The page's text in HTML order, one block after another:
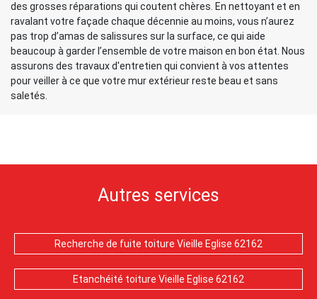
des grosses réparations qui coutent chères. En nettoyant et en
ravalant votre façade chaque décennie au moins, vous n’aurez
pas trop d’amas de salissures sur la surface, ce qui aide
beaucoup à garder l’ensemble de votre maison en bon état. Nous
assurons des travaux d'entretien qui convient à vos attentes
pour veiller à ce que votre mur extérieur reste beau et sans
saletés.
Autres services
Recherche de fuite toiture Vieille Eglise 62162
Etanchéité toiture Vieille Eglise 62162